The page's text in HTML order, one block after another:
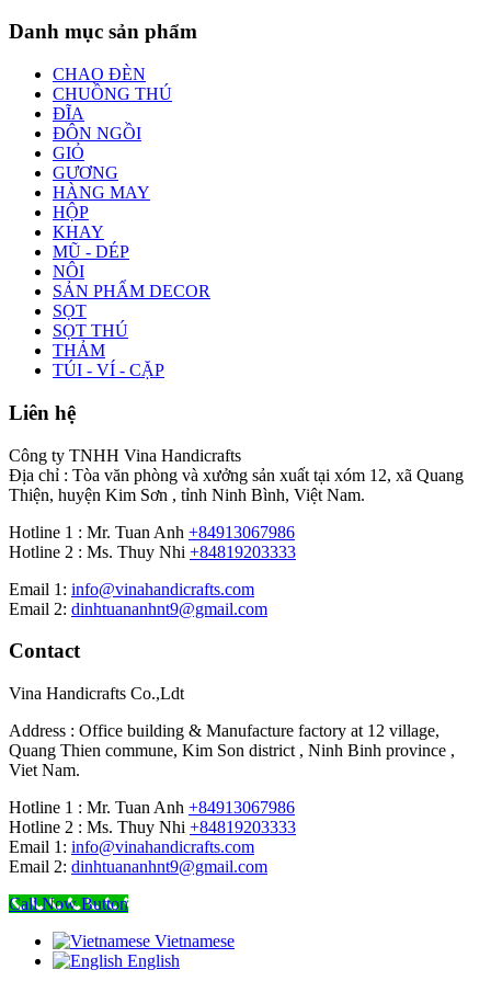
Danh mục sản phẩm
CHAO ĐÈN
CHUỒNG THÚ
ĐĨA
ĐÔN NGỒI
GIỎ
GƯƠNG
HÀNG MAY
HỘP
KHAY
MŨ - DÉP
NÔI
SẢN PHẨM DECOR
SỌT
SỌT THÚ
THẢM
TÚI - VÍ - CẶP
Liên hệ
Công ty TNHH Vina Handicrafts
Địa chỉ : Tòa văn phòng và xưởng sản xuất tại xóm 12, xã Quang
Thiện, huyện Kim Sơn , tỉnh Ninh Bình, Việt Nam.
Hotline 1 : Mr. Tuan Anh +84913067986
Hotline 2 : Ms. Thuy Nhi +84819203333
Email 1: info@vinahandicrafts.com
Email 2: dinhtuananhnt9@gmail.com
Contact
Vina Handicrafts Co.,Ldt
Address : Office building & Manufacture factory at 12 village,
Quang Thien commune, Kim Son district , Ninh Binh province ,
Viet Nam.
Hotline 1 : Mr. Tuan Anh +84913067986
Hotline 2 : Ms. Thuy Nhi +84819203333
Email 1: info@vinahandicrafts.com
Email 2: dinhtuananhnt9@gmail.com
Call Now Button
Vietnamese
English